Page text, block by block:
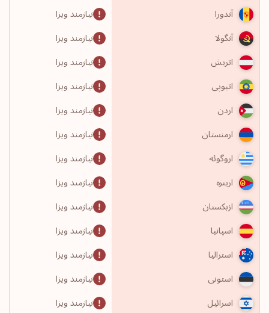
آندورا
نیازمند ویزا
آنگولا
نیازمند ویزا
اتریش
نیازمند ویزا
اتیوپی
نیازمند ویزا
اردن
نیازمند ویزا
ارمنستان
نیازمند ویزا
اروگوئه
نیازمند ویزا
اریتره
نیازمند ویزا
ازبکستان
نیازمند ویزا
اسپانیا
نیازمند ویزا
استرالیا
نیازمند ویزا
استونی
نیازمند ویزا
اسرائیل
نیازمند ویزا